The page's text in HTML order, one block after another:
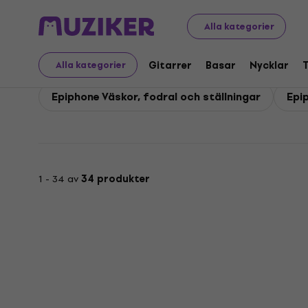
Alla kategorier
Alla kategorier Gitarrer Basar Nycklar
Epiphone Epiphone Tillbehör
Epiphone Tillbehör
Epiphone Väskor, fodral och ställningar
1 - 34 av34 produkter